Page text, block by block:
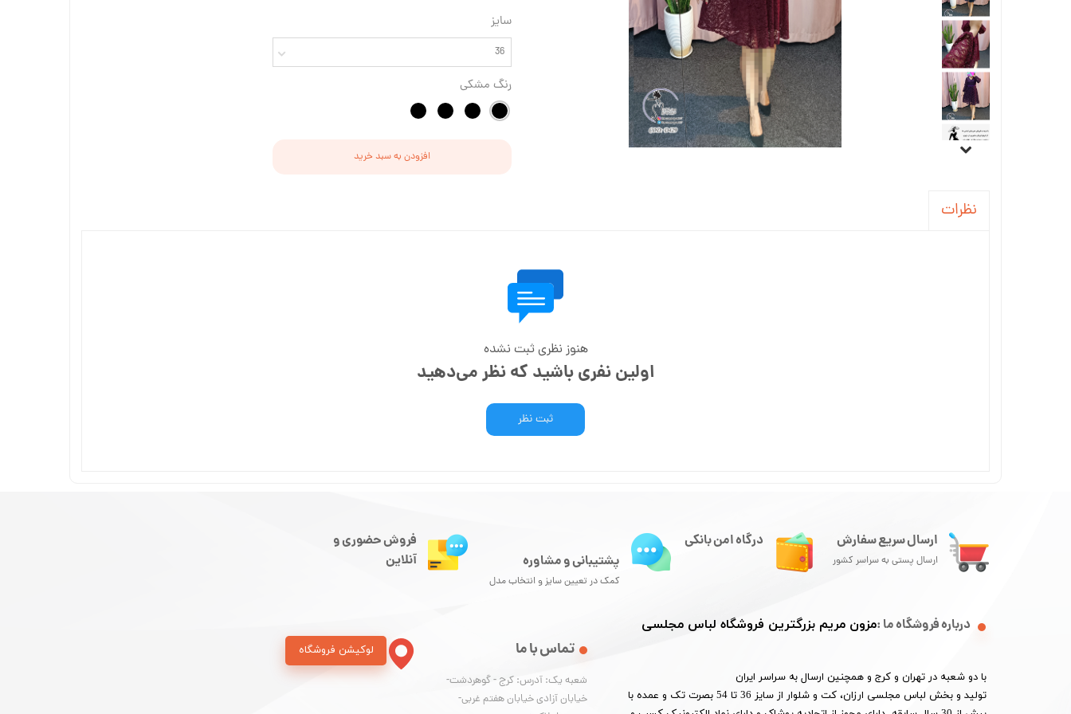
سایز
36
رنگ مشکی
افزودن به سبد خرید
نظرات
هنوز نظری ثبت نشده
اولین نفری باشید که نظر می‌دهید
ثبت نظر
ارسال سریع سفارش
ارسال پستی به سراسر کشور
درباره فروشگاه ما :مزون مریم بزرگترین فروشگاه لباس مجلسی
با دو شعبه در تهران و کرج و همچنین ارسال به سراسر ایران
تولید و بخش لباس مجلسی ارزان، کت و شلوار از سایز 36 تا 54 بصرت تک و عمده با
تماس با ما
شعبه یک: آدرس: کرج - گوهردشت-
خیابان آزادی خیابان هفتم غربی-
درگاه امن بانکی
پشتیبانی و مشاوره
کمک در تعیین سایز و انتخاب مدل
فروش حضوری و
آنلاین
لوکیشن فروشگاه